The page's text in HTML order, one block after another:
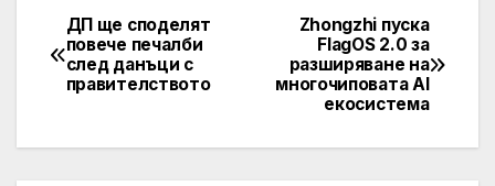
Post
navigation
Zhongzhi пуска
FlagOS 2.0 за
разширяване на
многочиповата AI
екосистема
ДП ще споделят
повече печалби
след данъци с
правителството